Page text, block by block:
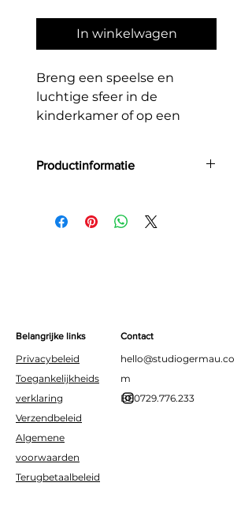
In winkelwagen
Breng een speelse en
luchtige sfeer in de
kinderkamer of op een
De slinger bestaat uit
schattige vliegtuigjes die
Productinformatie
Belangrijke links
Privacybeleid
Toegankelijkheids
verklaring
Verzendbeleid
Algemene
voorwaarden
Terugbetaalbeleid
Contact
hello@studiogermau.co
m
BE0729.776.233